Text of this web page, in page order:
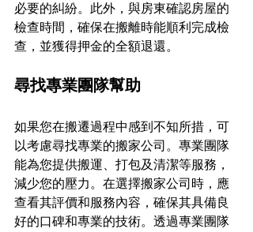
必要的糾紛。此外，與房東確認房屋的
檢查時間，確保在搬離時能順利完成檢
查，並獲得押金的全額退還。
尋找專業團隊幫助
如果您在搬遷過程中感到不知所措，可
以考慮尋找專業的搬家公司。專業團隊
能為您提供搬運、打包及清潔等服務，
減少您的壓力。在選擇搬家公司時，應
查看其評價和服務內容，確保其具備良
好的口碑和專業的技術。透過專業團隊